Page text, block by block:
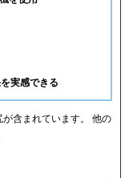
実感できる
含まれています。 他の